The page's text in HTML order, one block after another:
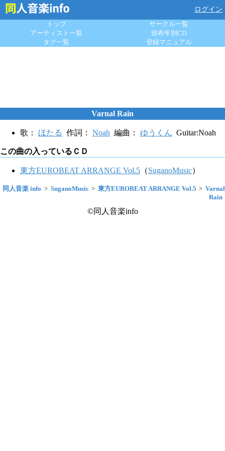
ログイン
トップ
サークル一覧
アーティスト一覧
頒布年別CD
タグ一覧
登録マニュアル
Varnal Rain
歌： ほたる 作詞： Noah 編曲： ゆうくん Guitar:Noah
この曲の入っているＣＤ
東方EUROBEAT ARRANGE Vol.5 （SuganoMusic）
同人音楽 info SuganoMusic 東方EUROBEAT ARRANGE Vol.5
Varnal
Rain
©同人音楽info